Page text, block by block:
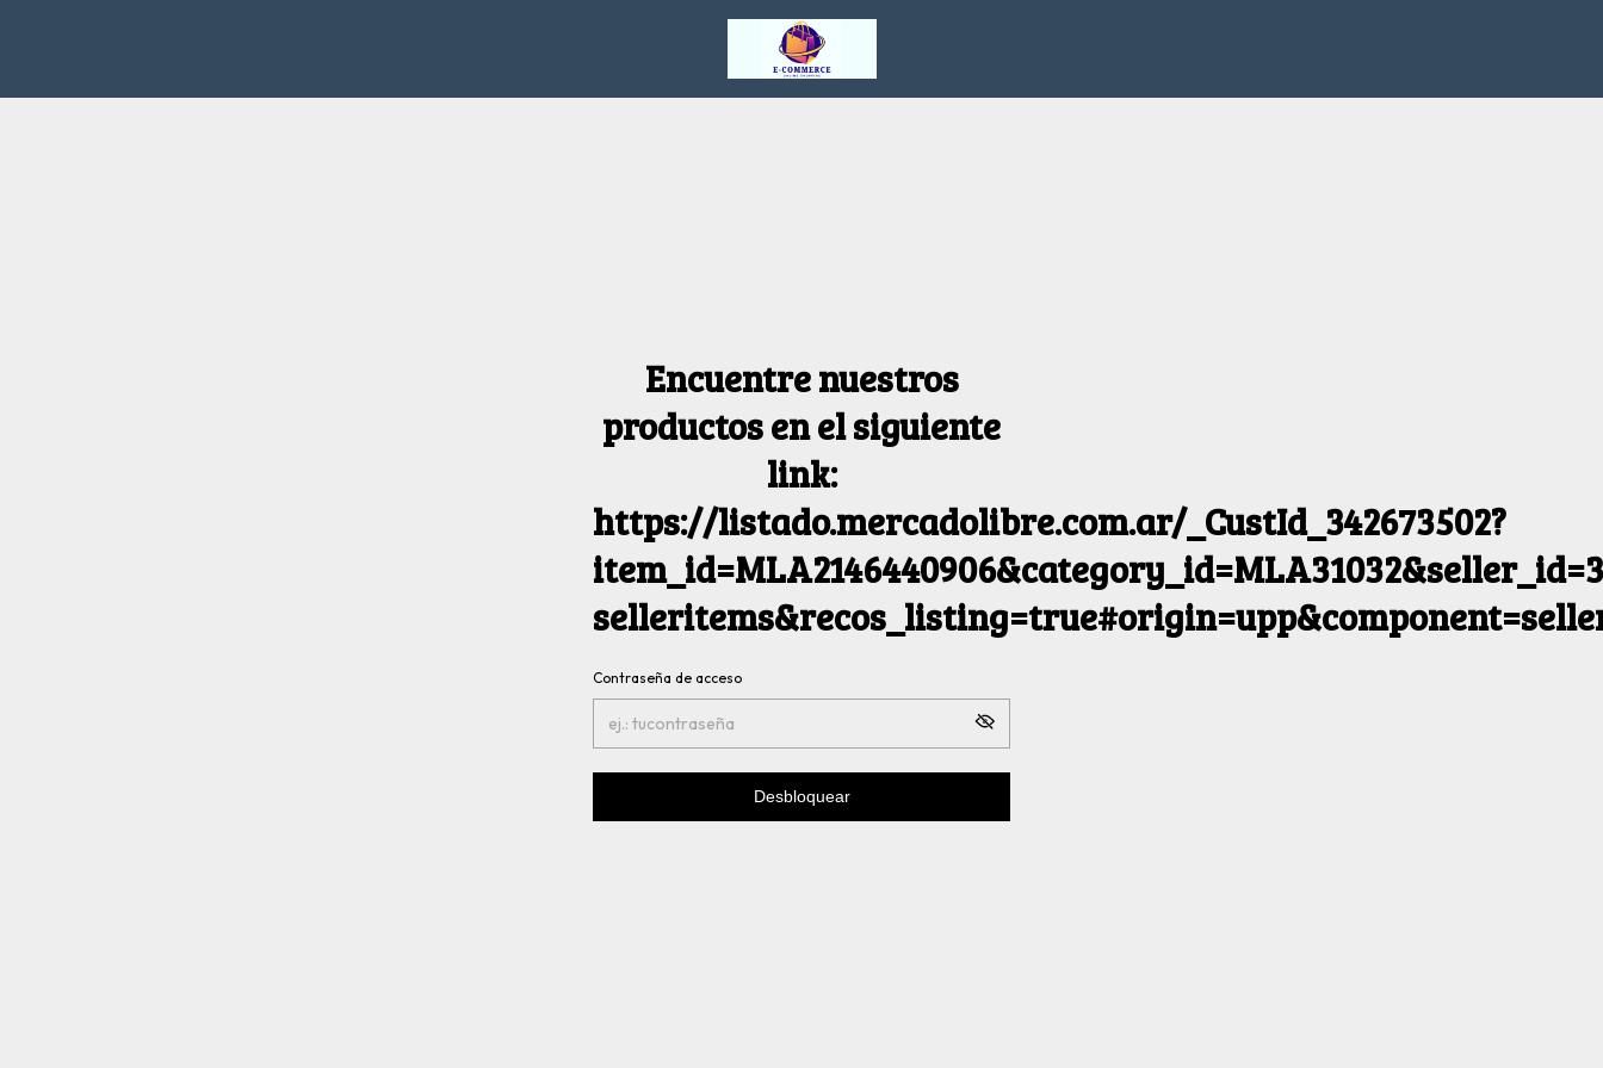
Encuentre nuestros
productos en el siguiente
link:
https://listado.mercadolibre.com.ar/_CustId_342673502?
Contraseña de acceso
Desbloquear